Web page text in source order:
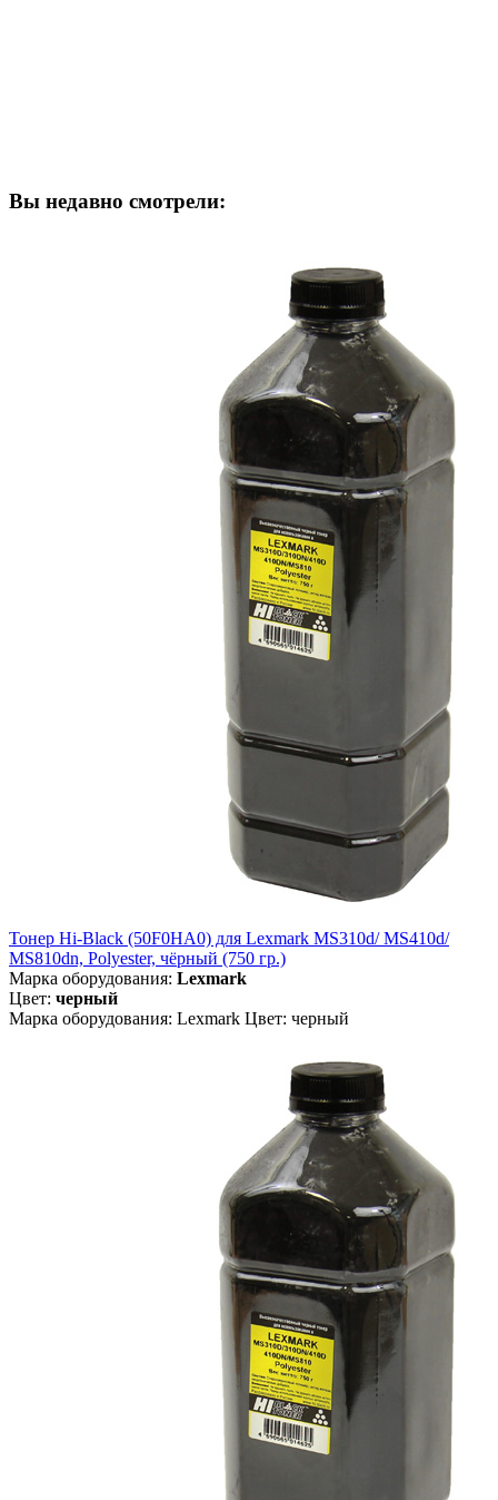
Вы недавно смотрели:
Тонер Hi-Black (50F0HA0) для Lexmark MS310d/ MS410d/
MS810dn, Polyester, чёрный (750 гр.)
Марка оборудования: Lexmark
Цвет: черный
Марка оборудования: Lexmark Цвет: черный